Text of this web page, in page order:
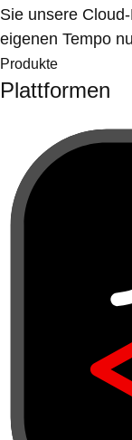
Sie unsere
eigenen Tempo
Produkte
Plattformen